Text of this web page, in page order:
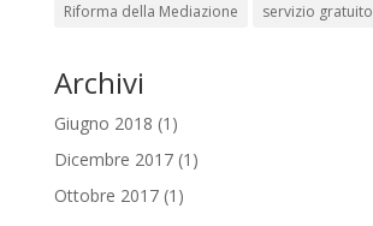
Riforma della Mediazione
servizio gratuito
Archivi
Giugno 2018 (1)
Dicembre 2017(1)
Ottobre 2017(1)